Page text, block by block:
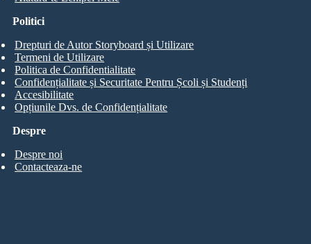
Despre
Despre noi
Contacteaza-ne
Politici
Drepturi de Autor Storyboard și Utilizare
Termeni de Utilizare
Politica de Confidentialitate
Confidențialitate și Securitate Pentru Școli și Studenți
Accesibilitate
Opțiunile Dvs. de Confidențialitate